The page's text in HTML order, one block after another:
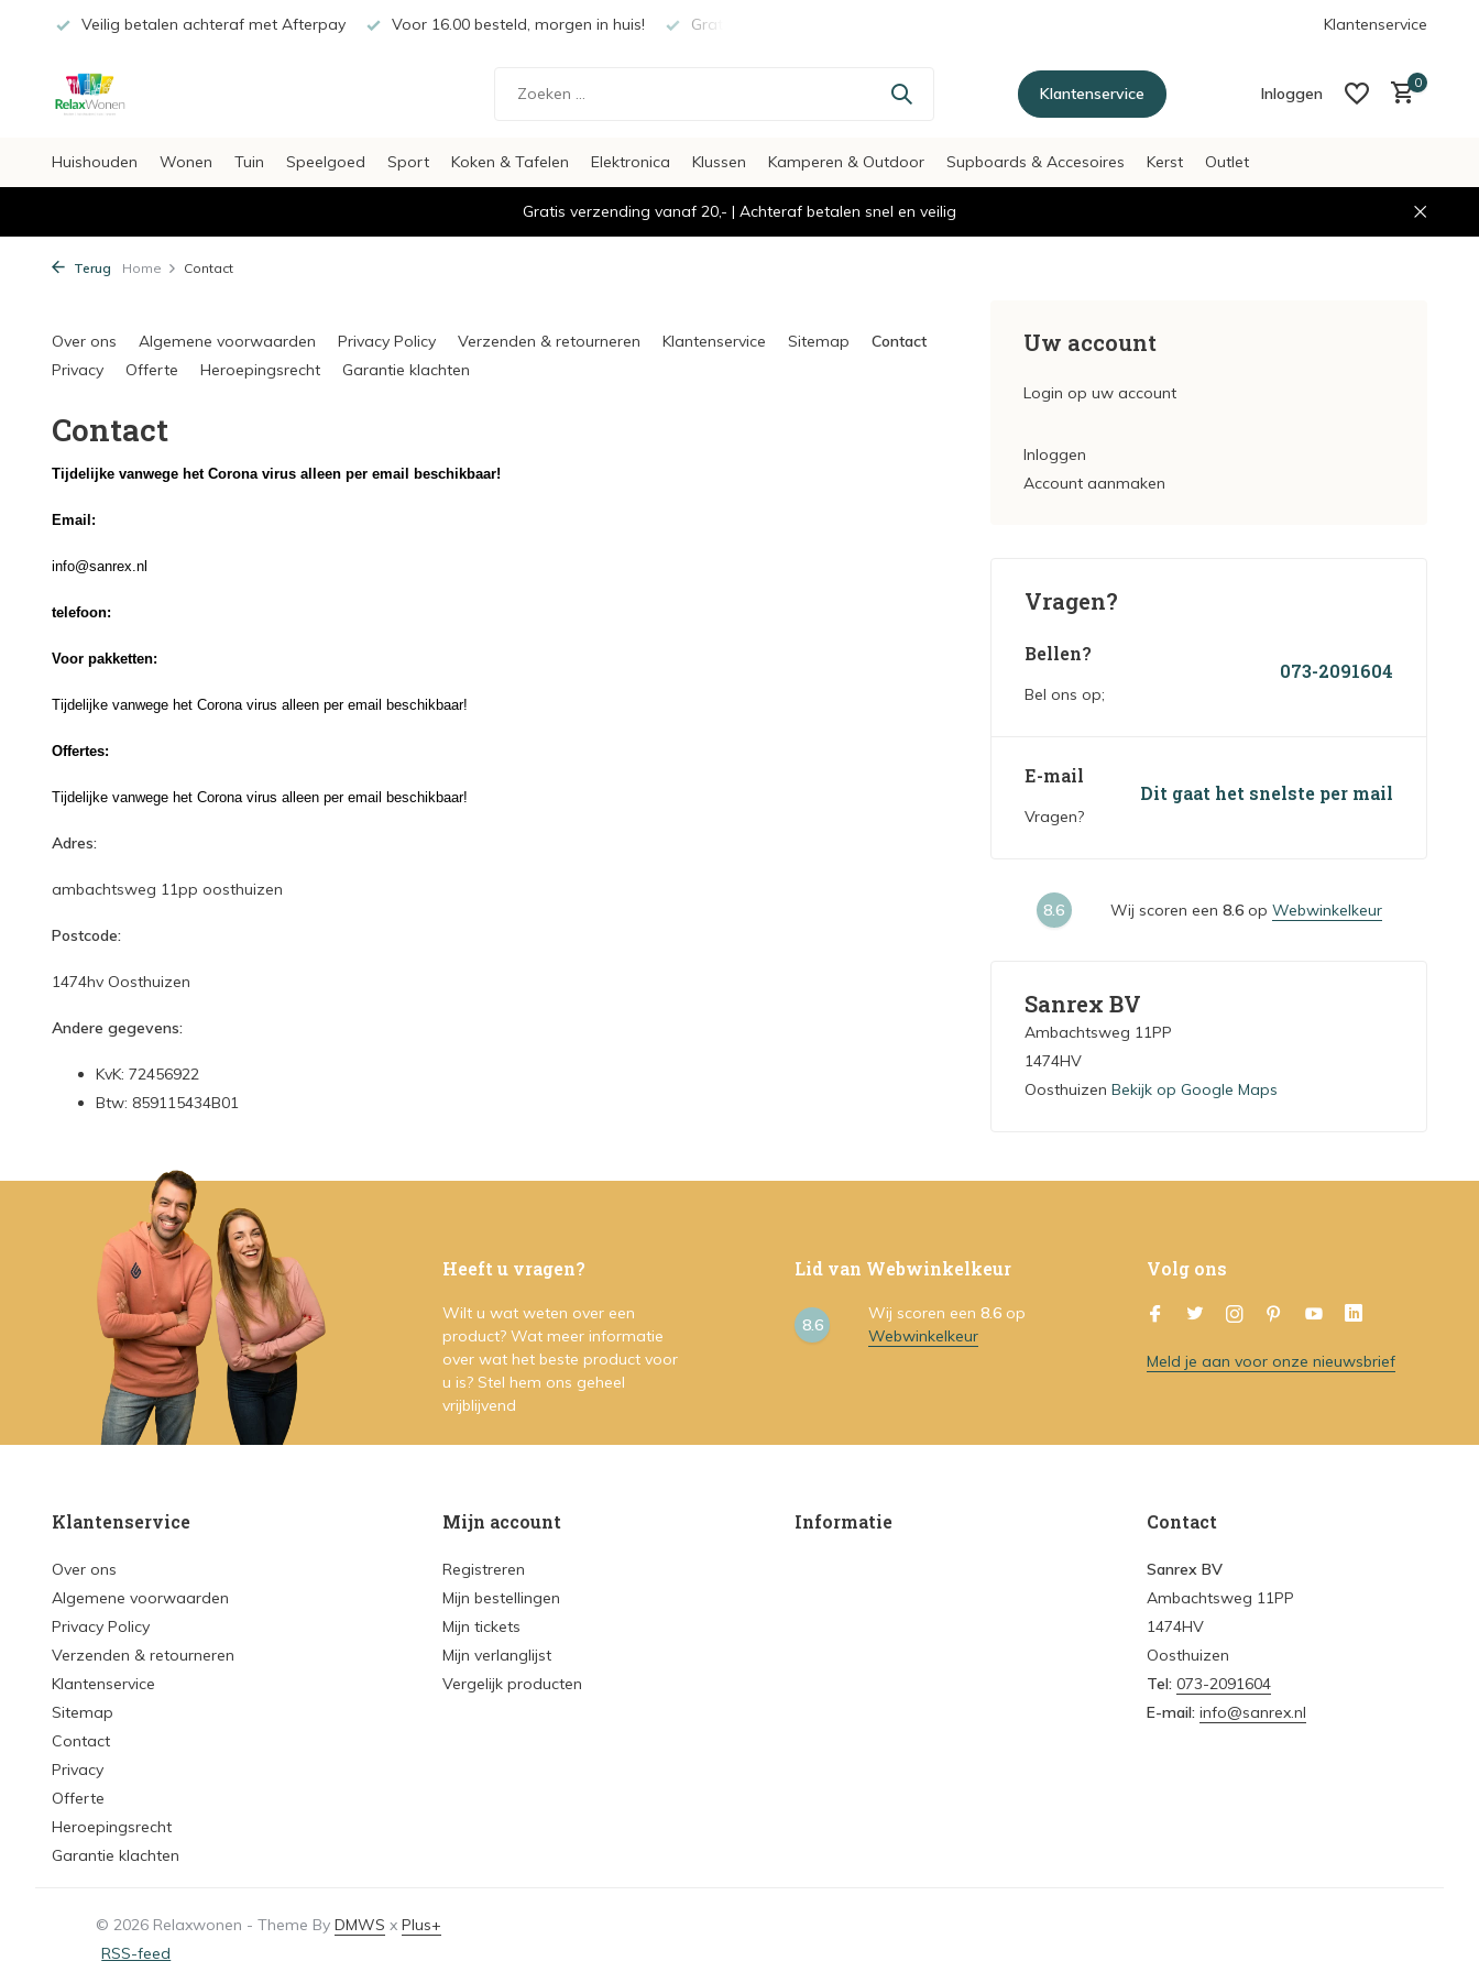
Veilig betalen achteraf met Afterpay Voor 16.00 besteld, morgen in huis! Gratis verzending vanaf €20,- Klantenservice
Klantenservice Inloggen
0
Huishouden Wonen Tuin Speelgoed Sport Koken & Tafelen Elektronica Klussen Kamperen & Outdoor Supboards & Accesoires Kerst Outlet
Gratis verzending vanaf 20,- | Achteraf betalen snel en veilig
Terug Home Contact
Over ons Algemene voorwaarden Privacy Policy Verzenden & retourneren Klantenservice Sitemap
Contact
Privacy
Offerte Heroepingsrecht Garantie klachten
Contact
Tijdelijke vanwege het Corona virus alleen per email beschikbaar!
Email:
info@sanrex.nl
telefoon:
Voor pakketten:
Tijdelijke vanwege het Corona virus alleen per email beschikbaar!
Offertes:
Tijdelijke vanwege het Corona virus alleen per email beschikbaar!
Adres:
ambachtsweg 11pp oosthuizen
Postcode:
1474hv Oosthuizen
Andere gegevens:
KvK: 72456922
Btw: 859115434B01
Uw account
Login op uw account
Inloggen
Account aanmaken
Vragen?
Bellen?
Bel ons op;
073-2091604
E-mail
Vragen?
Dit gaat het snelste per mail
8.6 Wij scoren een 8.6op Webwinkelkeur
Sanrex BV
Ambachtsweg 11PP
1474HV
OosthuizenBekijk op Google Maps
Heeft u vragen?
Wilt u wat weten over een
product? Wat meer informatie
over wat het beste product voor
u is? Stel hem ons geheel
vrijblijvend
Lid van Webwinkelkeur
8.6
Wij scoren een 8.6 op
Webwinkelkeur
Volg ons
Meld je aan voor onze nieuwsbrief
Klantenservice
Over ons
Algemene voorwaarden
Privacy Policy
Verzenden & retourneren
Klantenservice
Sitemap
Contact
Privacy
Offerte
Heroepingsrecht
Garantie klachten
Mijn account
Registreren
Mijn bestellingen
Mijn tickets
Mijn verlanglijst
Vergelijk producten
Informatie Contact
Sanrex BV
Ambachtsweg 11PP
1474HV
Oosthuizen
Tel: 073-2091604
E-mail: info@sanrex.nl
© 2026 Relaxwonen - Theme ByDMWS xPlus+
RSS-feed